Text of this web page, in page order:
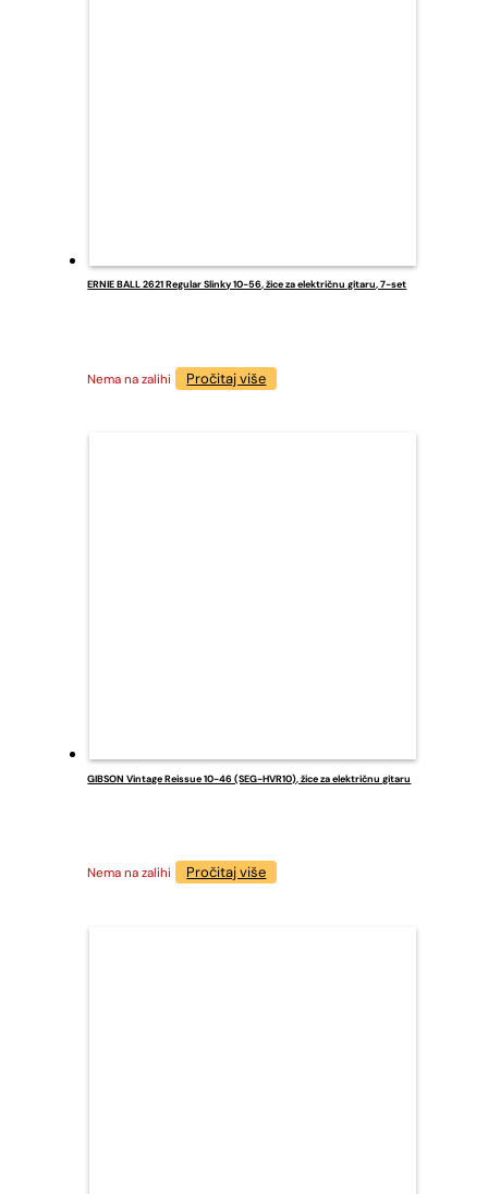
ERNIE BALL 2621 Regular Slinky 10-56, žice za električnu gitaru, 7-set
Nema na zalihi Pročitaj više
GIBSON Vintage Reissue 10-46 (SEG-HVR10), žice za električnu gitaru
Nema na zalihi Pročitaj više